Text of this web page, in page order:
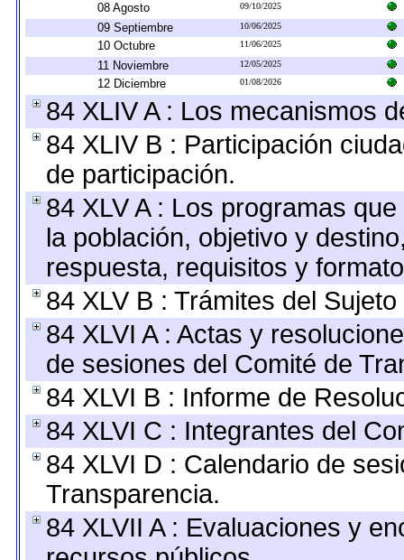
08 Agosto 09/10/2025
09 Septiembre 10/06/2025
10 Octubre 11/06/2025
11 Noviembre 12/05/2025
12 Diciembre 01/08/2026
84 XLIV A : Los mecanismos
84 XLIV B : Participación
de participación.
84 XLV A : Los programas
la población, objetivo y
respuesta, requisitos y
84 XLV B : Trámites del
84 XLVI A : Actas y
de sesiones del Comité de
84 XLVI B : Informe de
84 XLVI C : Integrantes del
84 XLVI D : Calendario de
Transparencia.
84 XLVII A : Evaluaciones y